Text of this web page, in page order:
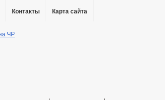
Контакты Карта сайта